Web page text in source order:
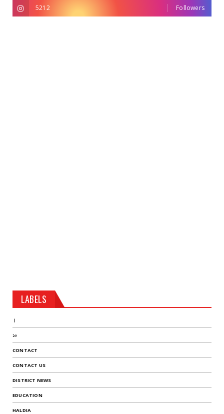
5212 Followers
LABELS
।
১০
CONTACT
CONTACT US
DISTRICT NEWS
EDUCATION
HALDIA